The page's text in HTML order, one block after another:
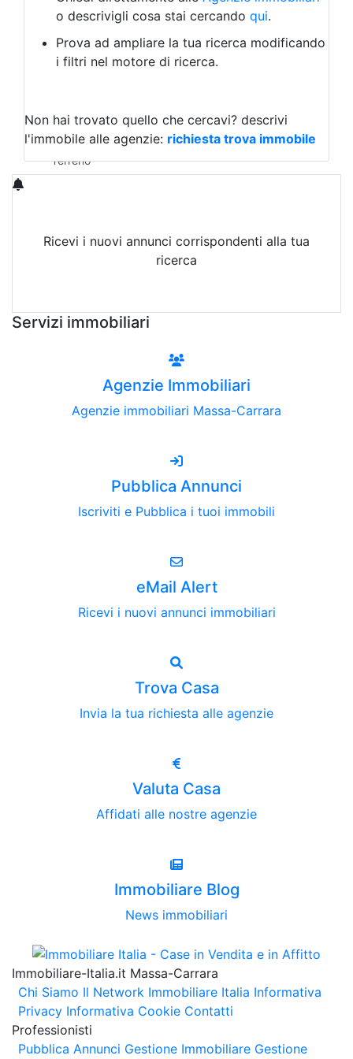
Laboratorio Artigianale
Negozio/locale commerciale
Agriturismo
Magazzini
Qualsiasi
Terreno edificabile
Terreno
o descrivigli cosa stai cercando qui.
Prova ad ampliare la tua ricerca modificando
i filtri nel motore di ricerca.
Non hai trovato quello che cercavi? descrivi
l'immobile alle agenzie: richiesta trova immobile
Ricevi i nuovi annunci corrispondenti alla tua
ricerca
Servizi immobiliari
Agenzie Immobiliari
Agenzie immobiliari Massa-Carrara
Pubblica Annunci
Iscriviti e Pubblica i tuoi immobili
eMail Alert
Ricevi i nuovi annunci immobiliari
Trova Casa
Invia la tua richiesta alle agenzie
Valuta Casa
Affidati alle nostre agenzie
Immobiliare Blog
News immobiliari
Immobiliare-Italia.it Massa-Carrara
Chi Siamo Il Network Immobiliare Italia Informativa
Privacy Informativa Cookie Contatti
Professionisti
Pubblica Annunci Gestione Immobiliare Gestione